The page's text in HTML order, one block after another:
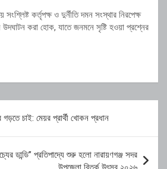
সংশ্লিষ্ট কর্তৃপক্ষ ও দুর্নীতি দমন সংস্থার নিরপেক্ষ
করা হোক, যাতে জনমনে সৃষ্টি হওয়া প্রশ্নের
চাই: মেয়র প্রার্থী খোকন প্রধান
ডান্ডি” প্রতিপাদ্যে শুরু হলো নারায়ণগঞ্জ সদর